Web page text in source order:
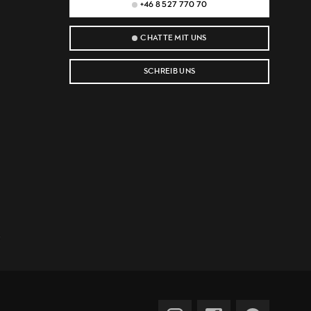
+46 8 527 770 70
CHATTE MIT UNS
SCHREIB UNS